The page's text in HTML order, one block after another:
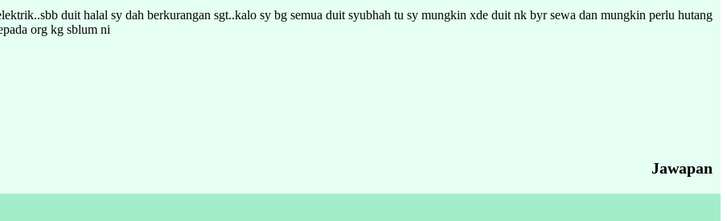
duit halal sy dah berkurangan sgt..kalo sy bg semua duit syubhah tu sy mungkin xde duit nk byr sewa dan mungkin perlu hutang
org kg sblum ni
Jawapan